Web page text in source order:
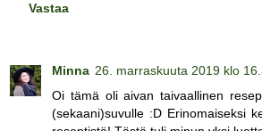
Vastaa
Minna 26. marraskuuta 2019 klo
Oi tämä oli aivan taivaallinen
(sekaani)suvulle :D Erinomaiseksi